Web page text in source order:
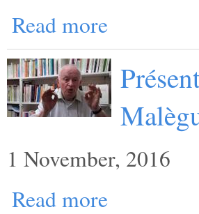
Read more
1 November, 2016
Read more